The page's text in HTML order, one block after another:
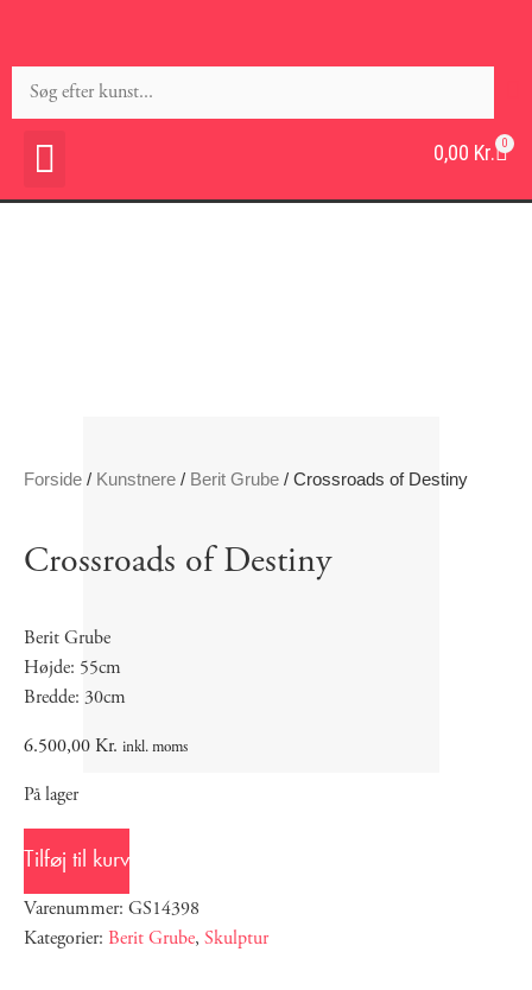
0,00 Kr. 0
Forside / Kunstnere / Berit Grube / Crossroads of Destiny
Crossroads of Destiny
Berit Grube
Højde: 55cm
Bredde: 30cm
6.500,00Kr. inkl. moms
På lager
Tilføj til kurv
Varenummer: GS14398
Kategorier: Berit Grube, Skulptur